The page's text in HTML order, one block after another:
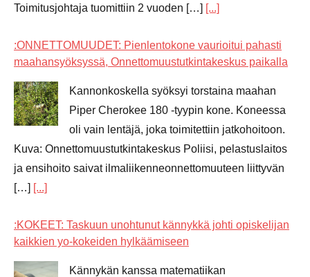
Toimitusjohtaja tuomittiin 2 vuoden […] [...]
:ONNETTOMUUDET: Pienlentokone vaurioitui pahasti
maahansyöksyssä, Onnettomuustutkintakeskus paikalla
Kannonkoskella syöksyi torstaina maahan
Piper Cherokee 180 -tyypin kone. Koneessa
oli vain lentäjä, joka toimitettiin jatkohoitoon.
Kuva: Onnettomuustutkintakeskus Poliisi, pelastuslaitos
ja ensihoito saivat ilmaliikenneonnettomuuteen liittyvän
[…] [...]
:KOKEET: Taskuun unohtunut kännykkä johti opiskelijan
kaikkien yo-kokeiden hylkäämiseen
Kännykän kanssa matematiikan